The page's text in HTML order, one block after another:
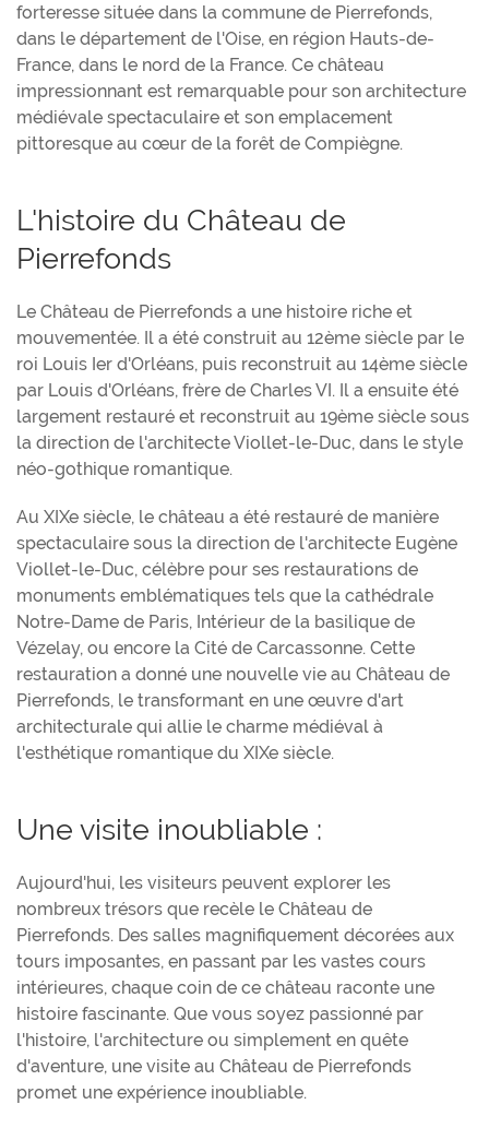
forteresse située dans la commune de Pierrefonds,
dans le département de l'Oise, en région Hauts-de-
France, dans le nord de la France. Ce château
impressionnant est remarquable pour son architecture
médiévale spectaculaire et son emplacement
pittoresque au cœur de la forêt de Compiègne.
L'histoire du Château de
Pierrefonds
Le Château de Pierrefonds a une histoire riche et
mouvementée. Il a été construit au 12ème siècle par le
roi Louis Ier d'Orléans, puis reconstruit au 14ème siècle
par Louis d'Orléans, frère de Charles VI. Il a ensuite été
largement restauré et reconstruit au 19ème siècle sous
la direction de l'architecte Viollet-le-Duc, dans le style
néo-gothique romantique.
Au XIXe siècle, le château a été restauré de manière
spectaculaire sous la direction de l'architecte Eugène
Viollet-le-Duc, célèbre pour ses restaurations de
monuments emblématiques tels que la cathédrale
Notre-Dame de Paris, Intérieur de la basilique de
Vézelay, ou encore la Cité de Carcassonne. Cette
restauration a donné une nouvelle vie au Château de
Pierrefonds, le transformant en une œuvre d'art
architecturale qui allie le charme médiéval à
l'esthétique romantique du XIXe siècle.
Une visite inoubliable :
Aujourd'hui, les visiteurs peuvent explorer les
nombreux trésors que recèle le Château de
Pierrefonds. Des salles magnifiquement décorées aux
tours imposantes, en passant par les vastes cours
intérieures, chaque coin de ce château raconte une
histoire fascinante. Que vous soyez passionné par
l'histoire, l'architecture ou simplement en quête
d'aventure, une visite au Château de Pierrefonds
promet une expérience inoubliable.